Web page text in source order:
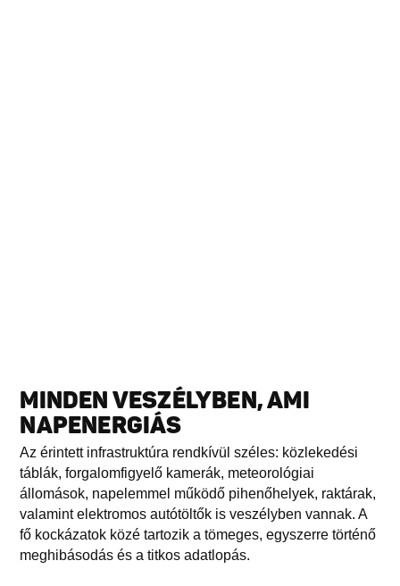
MINDEN VESZÉLYBEN, AMI
NAPENERGIÁS
Az érintett infrastruktúra rendkívül széles: közlekedési
táblák, forgalomfigyelő kamerák, meteorológiai
állomások, napelemmel működő pihenőhelyek, raktárak,
valamint elektromos autótöltők is veszélyben vannak. A
fő kockázatok közé tartozik a tömeges, egyszerre történő
meghibásodás és a titkos adatlopás.